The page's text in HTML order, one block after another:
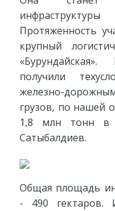
Протяженность
крупный
получили
железно-
грузов, по нашей
1,8 млн тонн в
Сатыбалдиев.
Общая площадь
- 490